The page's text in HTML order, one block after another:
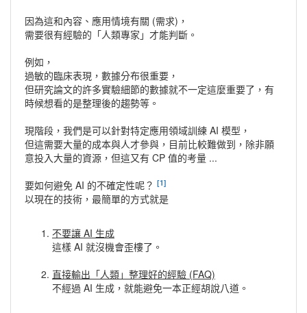
因為這和內容、應用情境有關 (需求)，
需要很有經驗的「人類專家」才能判斷。
例如，
過敏的臨床表現，數據分布很重要，
但研究論文的許多實驗細節的數據就不一定這麼重要了，有
時候想看的是整理後的趨勢等。
現階段，我們是可以針對特定應用領域訓練 AI 模型，
但這需要大量的成本與人才參與，目前比較難做到，除非願
意投入大量的資源，但這又有 CP 值的考量 ...
要如何避免 AI 的不確定性呢？ [1]
以現在的技術，最簡單的方式就是
不要讓 AI 生成
這樣 AI 就沒機會歪樓了。
直接輸出「人類」整理好的經驗 (FAQ)
不經過 AI 生成，就能避免一本正經胡說八道。